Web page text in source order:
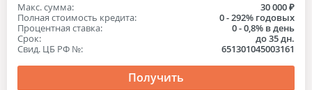
Макс. сумма:
30 000 ₽
Полная стоимость кредита:
0 - 292% годовых
Процентная ставка:
0 - 0,8% в день
Срок:
до 35 дн.
Свид. ЦБ РФ №:
651301045003161
Получить